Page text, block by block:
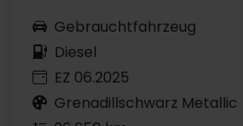
Gebrauchtfahrzeug
Diesel
EZ 06.2025
Grenadillschwarz Metallic